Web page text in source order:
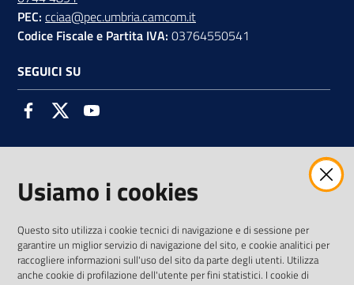
PEC: cciaa@pec.umbria.camcom.it
Codice Fiscale e Partita IVA: 03764550541
SEGUICI SU
FacebookTwitter
AMMINISTRAZIONE TRASPARENTE INTERCAM S.C.A.R.L.
Usiamo i cookies
Questo sito utilizza i cookie tecnici di navigazione e di sessione per
garantire un miglior servizio di navigazione del sito, e cookie analitici per
raccogliere informazioni sull'uso del sito da parte degli utenti. Utilizza
anche cookie di profilazione dell'utente per fini statistici. I cookie di